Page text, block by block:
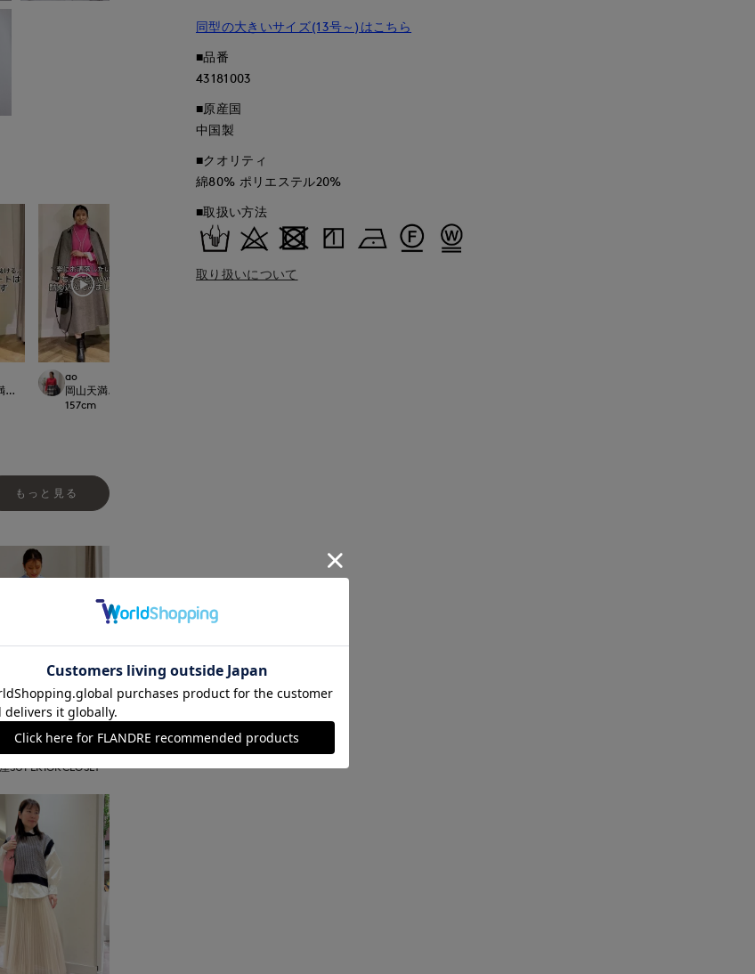
SUPERIORCLOSET
ao
岡山天満屋SUPERIORCLOSET
157cm
もっと見る
SUPERIORCLOSET
同型の大きいサイズ(13号～)はこちら
■品番
43181003
■原産国
中国製
■クオリティ
綿80% ポリエステル20%
■取扱い方法
取り扱いについて